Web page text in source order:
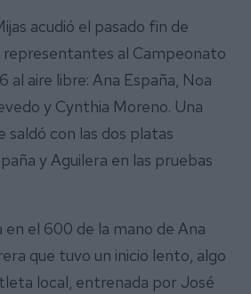
acudió el pasado fin de
representantes al Campeonato
al aire libre: Ana España, Noa
y Cynthia Moreno. Una
saldó con las dos platas
y Aguilera en las pruebas
el 600 de la mano de Ana
que tuvo un inicio lento, algo
local, entrenada por José